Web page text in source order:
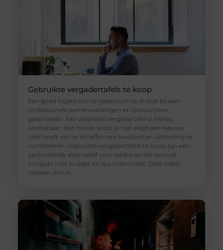
Gebruikte vergadertafels te koop
Een goed ingerichte vergaderruimte draagt bij aan
professionele samenwerkingen en productieve
gesprekken. Een degelijke vergadertafel is hierbij
onmisbaar. Het mooie is dat je niet altijd een nieuwe
tafel hoeft aan te schaffen om kwaliteit en uitstraling te
combineren. Gebruikte vergadertafels te koop zijn een
aantrekkelijk alternatief voor bedrijven die bewust
omgaan met budget en duurzaamheid. Deze tafels
hebben zich in